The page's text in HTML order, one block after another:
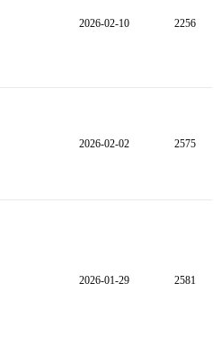
2026-02-10 2256
2026-02-02 2575
2026-01-29 2581